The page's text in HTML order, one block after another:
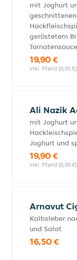
mit Joghurt
geröstetem
Tomatensauce
19,90 €
inkl. Pfand (0,00 €)
Ali Nazik
mit Joghurt
Joghurt und
19,90 €
inkl. Pfand (0,00 €)
Arnavut
Kalbsleber
und Salat
16,50 €